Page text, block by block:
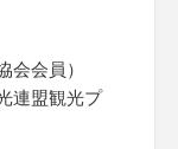
会会員）
連盟観光プ